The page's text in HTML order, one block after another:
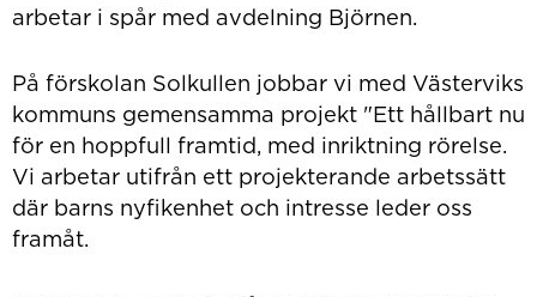
arbetar i spår med avdelning Björnen.
På förskolan Solkullen jobbar vi med Västerviks
kommuns gemensamma projekt "Ett hållbart nu
för en hoppfull framtid, med inriktning rörelse.
Vi arbetar utifrån ett projekterande arbetssätt
där barns nyfikenhet och intresse leder oss
framåt.